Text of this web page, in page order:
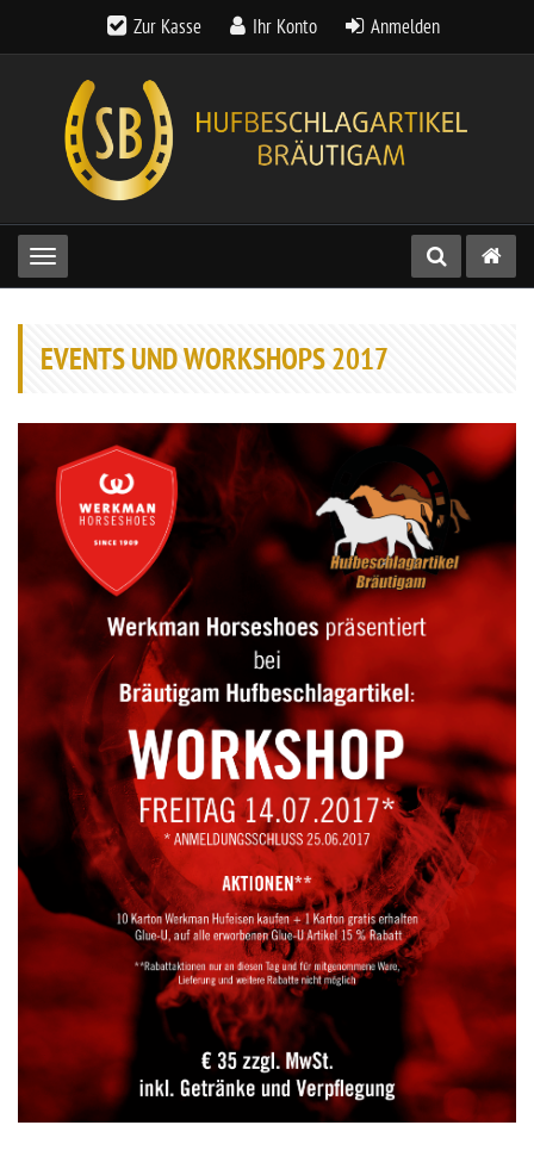
Zur Kasse Ihr Konto Anmelden
Toggle navigation
EVENTS UND WORKSHOPS 2017